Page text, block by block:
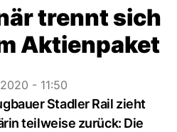
trennt sich
Aktienpaket
- 11:50
Stadler Rail zieht
teilweise zurück: Die